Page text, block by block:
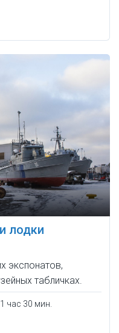
лодки
экспонатов,
табличках.
1 час 30 мин.